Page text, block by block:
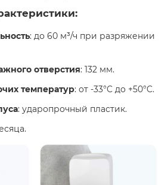
: до 60 м³/ч при разряжении
отверстия: 132 мм.
температур: от -33°C до +50°C.
: ударопрочный пластик.